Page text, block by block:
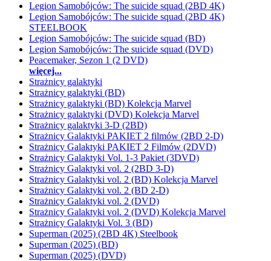
Legion Samobójców: The suicide squad (2BD 4K)
Legion Samobójców: The suicide squad (2BD 4K)
STEELBOOK
Legion Samobójców: The suicide squad (BD)
Legion Samobójców: The suicide squad (DVD)
Peacemaker, Sezon 1 (2 DVD)
więcej...
Strażnicy galaktyki
Strażnicy galaktyki (BD)
Strażnicy galaktyki (BD) Kolekcja Marvel
Strażnicy galaktyki (DVD) Kolekcja Marvel
Strażnicy galaktyki 3-D (2BD)
Strażnicy Galaktyki PAKIET 2 filmów (2BD 2-D)
Strażnicy Galaktyki PAKIET 2 Filmów (2DVD)
Strażnicy Galaktyki Vol. 1-3 Pakiet (3DVD)
Strażnicy Galaktyki vol. 2 (2BD 3-D)
Strażnicy Galaktyki vol. 2 (BD) Kolekcja Marvel
Strażnicy Galaktyki vol. 2 (BD 2-D)
Strażnicy Galaktyki vol. 2 (DVD)
Strażnicy Galaktyki vol. 2 (DVD) Kolekcja Marvel
Strażnicy Galaktyki Vol. 3 (BD)
Superman (2025) (2BD 4K) Steelbook
Superman (2025) (BD)
Superman (2025) (DVD)